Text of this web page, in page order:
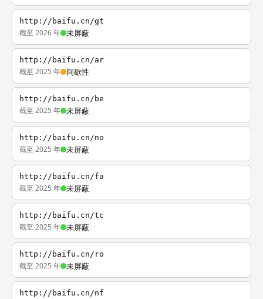
http://baifu.cn/gt
截至 2026 年 未屏蔽
http://baifu.cn/ar
截至 2025 年 间歇性
http://baifu.cn/be
截至 2025 年 未屏蔽
http://baifu.cn/no
截至 2025 年 未屏蔽
http://baifu.cn/fa
截至 2025 年 未屏蔽
http://baifu.cn/tc
截至 2025 年 未屏蔽
http://baifu.cn/ro
截至 2025 年 未屏蔽
http://baifu.cn/nf